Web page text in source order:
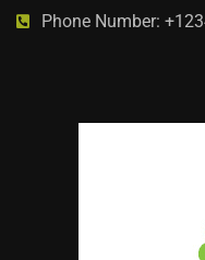
Phone Number: